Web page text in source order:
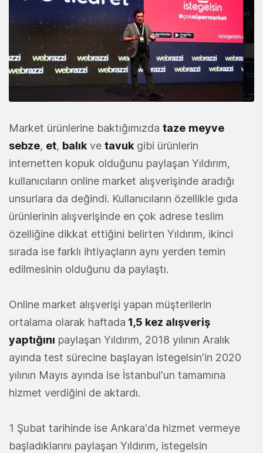
Market ürünlerine baktığımızda taze meyve
sebze, et, balık ve tavuk gibi ürünlerin
internetten kopuk olduğunu paylaşan Yıldırım,
kullanıcıların online market alışverişinde aradığı
unsurlara da değindi. Kullanıcıların özellikle gıda
ürünlerinin alışverişinde en çok adrese teslim
özelliğine dikkat ettiğini belirten Yıldırım, ikinci
sırada ise farklı ihtiyaçların aynı yerden temin
edilmesinin olduğunu da paylaştı.
Online market alışverişi yapan müşterilerin
ortalama olarak haftada 1,5 kez alışveriş
yaptığını paylaşan Yıldırım, 2018 yılının Aralık
ayında test sürecine başlayan istegelsin'in 2020
yılının Mayıs ayında ise İstanbul'un tamamına
hizmet verdiğini de aktardı.
1 Şubat tarihinde ise Ankara'da hizmet vermeye
başladıklarını paylaşan Yıldırım, istegelsin